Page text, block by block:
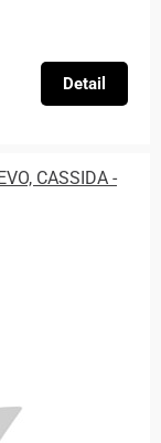
Detail
CASSIDA -